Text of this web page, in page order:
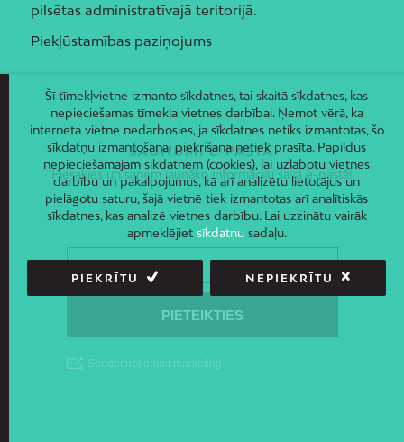
pilsētas administratīvajā teritorijā.
Piekļūstamības paziņojums
JAUNUMI E-PASTĀ
Piesakies un saņem jaunāko informāciju savā e-pastā!
Šī tīmekļvietne izmanto sīkdatnes, tai skaitā sīkdatnes, kas
nepieciešamas tīmekļa vietnes darbībai. Ņemot vērā, ka
interneta vietne nedarbosies, ja sīkdatnes netiks izmantotas, šo
sīkdatņu izmantošanai piekrišana netiek prasīta. Papildus
nepieciešamajām sīkdatnēm (cookies), lai uzlabotu vietnes
darbību un pakalpojumus, kā arī analizētu lietotājus un
pielāgotu saturu, šajā vietnē tiek izmantotas arī analītiskās
sīkdatnes, kas analizē vietnes darbību. Lai uzzinātu vairāk
apmeklējiet sīkdatņusadaļu.
PIEKRĪTU NEPIEKRĪTU